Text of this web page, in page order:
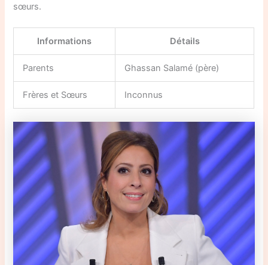
sœurs.
Informations Détails
Parents Ghassan Salamé (père)
Frères et Sœurs Inconnus